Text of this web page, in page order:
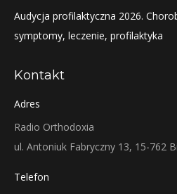
Audycja profilaktyczna 2026.
symptomy, leczenie, profilaktyka
Kontakt
Adres
Radio Orthodoxia
ul. Antoniuk Fabryczny 13, 15-762
Telefon